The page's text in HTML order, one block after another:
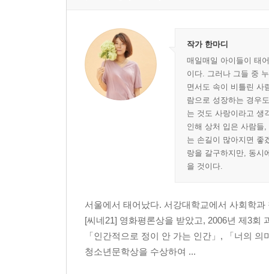
작가 한마디
매일매일 아이들이 태
이다. 그러나 그들 중
면서도 속이 비틀린 사
람으로 성장하는 경우
는 것도 사랑이라고 생
인해 상처 입은 사람들
는 손길이 많아지면 좋
랑을 갈구하지만, 동시
을 것이다.
서울에서 태어났다. 서강대학교에서 사회학
[씨네21] 영화평론상을 받았고, 2006년 제3회
「인간적으로 정이 안 가는 인간」, 「너의
청소년문학상을 수상하여 ...